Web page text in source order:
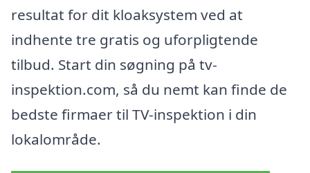
resultat for dit kloaksystem ved at
indhente tre gratis og uforpligtende
tilbud. Start din søgning på tv-
inspektion.com, så du nemt kan finde de
bedste firmaer til TV-inspektion i din
lokalområde.